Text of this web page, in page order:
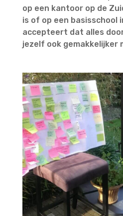
op een kantoor op de
is of op een basisschool
accepteert dat alles
jezelf ook gemakkelijker